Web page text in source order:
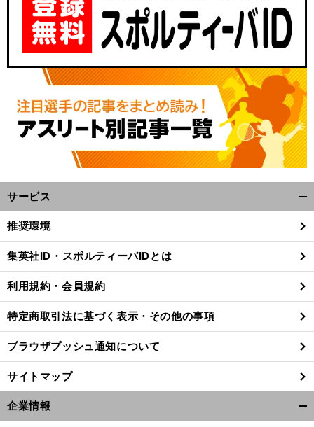
サービス
閉
る
推奨環境
集英社ID・スポルティーバIDとは
利用規約・会員規約
特定商取引法に基づく表示・その他の事項
ブラウザプッシュ通知について
サイトマップ
企業情報